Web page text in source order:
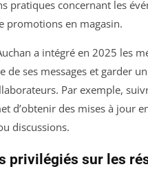
pratiques concernant les
promotions en magasin.
a intégré en 2025 les
ses messages et garder
Par exemple,
d’obtenir des mises à jour
discussions.
privilégiés sur les